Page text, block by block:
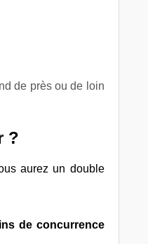
de près ou de loin
?
aurez un double
de concurrence